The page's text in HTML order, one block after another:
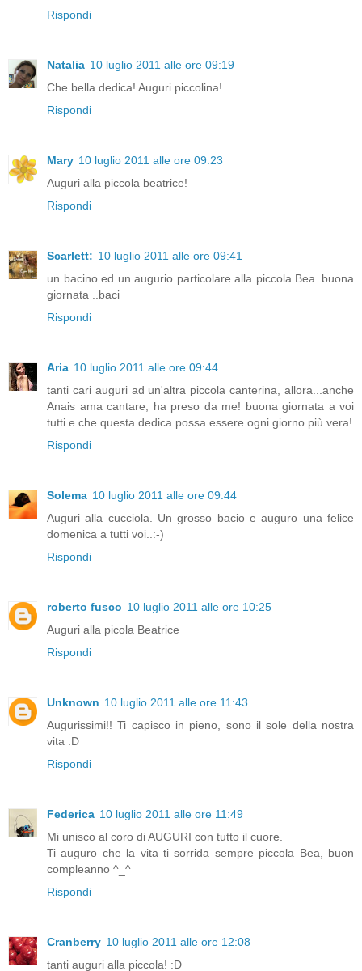
Rispondi
Natalia 10 luglio 2011 alle ore 09:19
Che bella dedica! Auguri piccolina!
Rispondi
Mary 10 luglio 2011 alle ore 09:23
Auguri alla piccola beatrice!
Rispondi
Scarlett: 10 luglio 2011 alle ore 09:41
un bacino ed un augurio particolare alla piccola Bea..buona
giornata ..baci
Rispondi
Aria 10 luglio 2011 alle ore 09:44
tanti cari auguri ad un'altra piccola canterina, allora...anche
Anais ama cantare, ha preso da me! buona giornata a voi
tutti e che questa dedica possa essere ogni giorno più vera!
Rispondi
Solema 10 luglio 2011 alle ore 09:44
Auguri alla cucciola. Un grosso bacio e auguro una felice
domenica a tutti voi..:-)
Rispondi
roberto fusco 10 luglio 2011 alle ore 10:25
Auguri alla picola Beatrice
Rispondi
Unknown 10 luglio 2011 alle ore 11:43
Augurissimi!! Ti capisco in pieno, sono il sole della nostra
vita :D
Rispondi
Federica 10 luglio 2011 alle ore 11:49
Mi unisco al coro di AUGURI con tutto il cuore.
Ti auguro che la vita ti sorrida sempre piccola Bea, buon
compleanno ^_^
Rispondi
Cranberry 10 luglio 2011 alle ore 12:08
tanti auguri alla piccola! :D